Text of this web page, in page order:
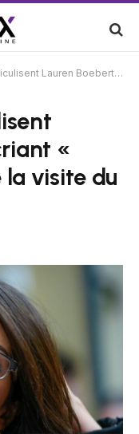
en criant « Beetlejuice » lors de la visite du campus
«
la visite du